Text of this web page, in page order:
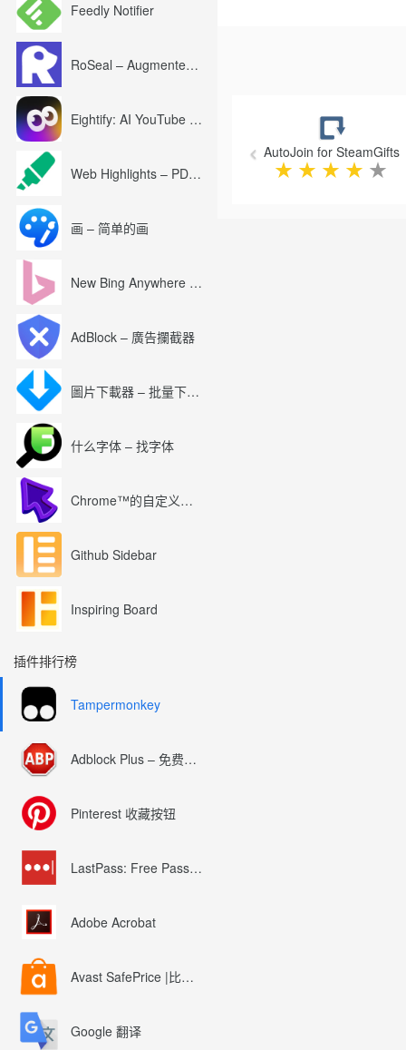
Feedly Notifier
RoSeal – Augmented Roblox Experience
Eightify: AI YouTube Summary with ChatGPT
Web Highlights – PDF & Web Highlighter
画 – 简单的画
New Bing Anywhere (Bing Chat GPT-4)
AdBlock – 廣告攔截器
圖片下載器 – 批量下載圖片
什么字体 – 找字体
Chrome™的自定义光标
Github Sidebar
Inspiring Board
插件排行榜
Tampermonkey
Adblock Plus – 免费的广告拦截器
Pinterest 收藏按钮
LastPass: Free Password Manager
Adobe Acrobat
Avast SafePrice |比较、交易、优惠券
Google 翻译
AutoJoin for SteamGifts
★ ★ ★ ★ ★